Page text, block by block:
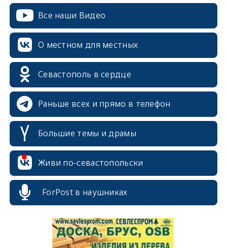
Все наши Видео
О местном для местных
Севастополь в сердце
Раньше всех и прямо в телефон
Большие темы и драмы
Живи по-севастопольски
ForPost в наушниках
erid: 2SDnjcrDNw6